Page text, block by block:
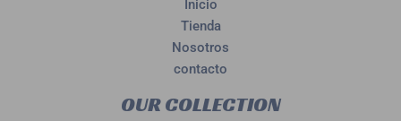
Inicio
Tienda
Nosotros
contacto
OUR COLLECTION